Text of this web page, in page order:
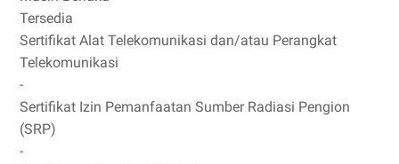
Tersedia
Sertifikat Alat Telekomunikasi dan/atau Perangkat
Telekomunikasi
-
Sertifikat Izin Pemanfaatan Sumber Radiasi Pengion
(SRP)
-